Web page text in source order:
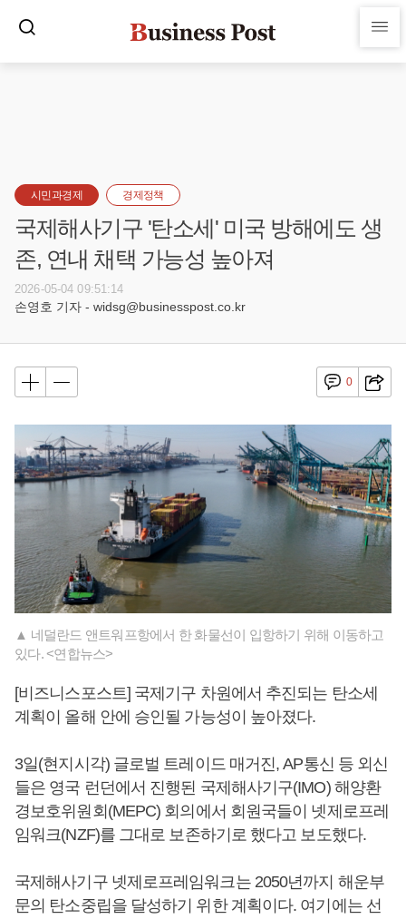
시민과경제 경제정책
국제해사기구 '탄소세' 미국 방해에도 생
존, 연내 채택 가능성 높아져
2026-05-04 09:51:14
손영호 기자 - widsg@businesspost.co.kr
0
▲ 네덜란드 앤트워프항에서 한 화물선이 입항하기 위해 이동하고
있다. <연합뉴스>
[비즈니스포스트] 국제기구 차원에서 추진되는 탄소세
계획이 올해 안에 승인될 가능성이 높아졌다.
3일(현지시각) 글로벌 트레이드 매거진, AP통신 등 외신
들은 영국 런던에서 진행된 국제해사기구(IMO) 해양환
경보호위원회(MEPC) 회의에서 회원국들이 넷제로프레
임워크(NZF)를 그대로 보존하기로 했다고 보도했다.
국제해사기구 넷제로프레임워크는 2050년까지 해운부
문의 탄소중립을 달성하기 위한 계획이다. 여기에는 선